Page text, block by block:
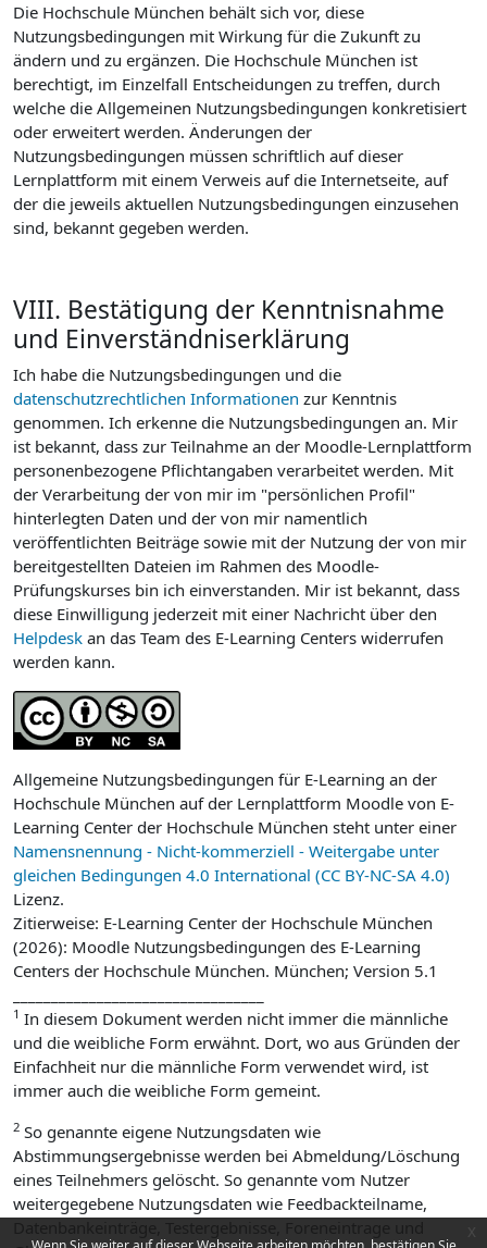
Die Hochschule München behält sich vor, diese
Nutzungsbedingungen mit Wirkung für die Zukunft zu
ändern und zu ergänzen. Die Hochschule München ist
berechtigt, im Einzelfall Entscheidungen zu treffen, durch
welche die Allgemeinen Nutzungsbedingungen konkretisiert
oder erweitert werden. Änderungen der
Nutzungsbedingungen müssen schriftlich auf dieser
Lernplattform mit einem Verweis auf die Internetseite, auf
der die jeweils aktuellen Nutzungsbedingungen einzusehen
sind, bekannt gegeben werden.
VIII. Bestätigung der Kenntnisnahme
und Einverständniserklärung
Ich habe die Nutzungsbedingungen und die
datenschutzrechtlichen Informationen zur Kenntnis
genommen. Ich erkenne die Nutzungsbedingungen an. Mir
ist bekannt, dass zur Teilnahme an der Moodle-Lernplattform
personenbezogene Pflichtangaben verarbeitet werden. Mit
der Verarbeitung der von mir im "persönlichen Profil"
hinterlegten Daten und der von mir namentlich
veröffentlichten Beiträge sowie mit der Nutzung der von mir
bereitgestellten Dateien im Rahmen des Moodle-
Prüfungskurses bin ich einverstanden. Mir ist bekannt, dass
diese Einwilligung jederzeit mit einer Nachricht über den
Helpdesk an das Team des E-Learning Centers widerrufen
werden kann.
Allgemeine Nutzungsbedingungen für E-Learning an der
Hochschule München auf der Lernplattform Moodle von E-
Learning Center der Hochschule München steht unter einer
Namensnennung - Nicht-kommerziell - Weitergabe unter
gleichen Bedingungen 4.0 International (CC BY-NC-SA 4.0)
Lizenz.
Zitierweise: E-Learning Center der Hochschule München
(2026): Moodle Nutzungsbedingungen des E-Learning
Centers der Hochschule München. München; Version 5.1
1 In diesem Dokument werden nicht immer die männliche
und die weibliche Form erwähnt. Dort, wo aus Gründen der
Einfachheit nur die männliche Form verwendet wird, ist
immer auch die weibliche Form gemeint.
2 So genannte eigene Nutzungsdaten wie
Abstimmungsergebnisse werden bei Abmeldung/Löschung
eines Teilnehmers gelöscht. So genannte vom Nutzer
weitergegebene Nutzungsdaten wie Feedbackteilname,